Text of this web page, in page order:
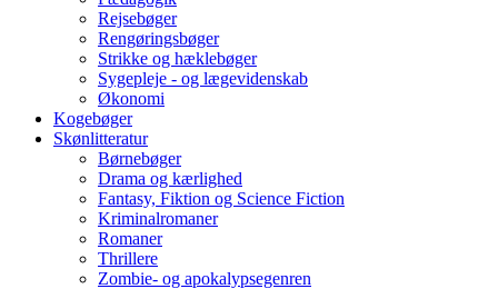
Rejsebøger
Rengøringsbøger
Strikke og hæklebøger
Sygepleje - og lægevidenskab
Økonomi
Kogebøger
Skønlitteratur
Børnebøger
Drama og kærlighed
Fantasy, Fiktion og Science Fiction
Kriminalromaner
Romaner
Thrillere
Zombie- og apokalypsegenren